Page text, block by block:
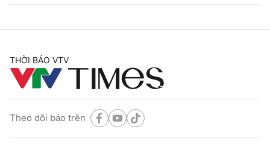
THỜI BÁO VTV
Theo dõi báo trên